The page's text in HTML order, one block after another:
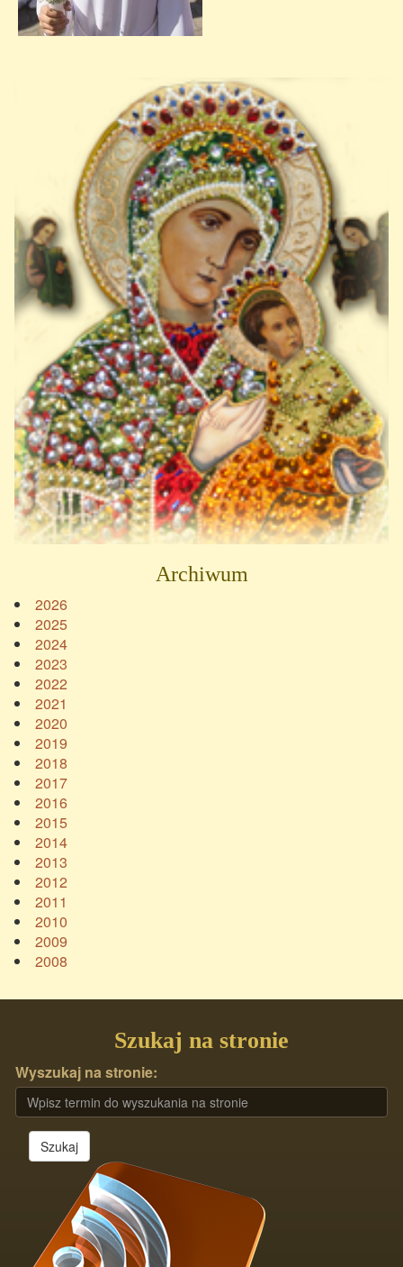
Archiwum
2026
2025
2024
2023
2022
2021
2020
2019
2018
2017
2016
2015
2014
2013
2012
2011
2010
2009
2008
Szukaj na stronie
Wyszukaj na stronie:
Szukaj